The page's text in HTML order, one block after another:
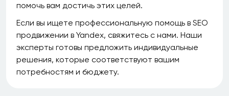
помочь вам достичь этих целей.
Если вы ищете профессиональную помощь в SEO
продвижении в Yandex, свяжитесь с нами. Наши
эксперты готовы предложить индивидуальные
решения, которые соответствуют вашим
потребностям и бюджету.